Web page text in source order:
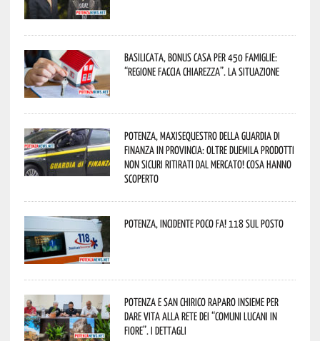
Basilicata, Bonus casa per 450 famiglie:
“Regione faccia chiarezza”. La situazione
Potenza, maxisequestro della Guardia di
Finanza in provincia: oltre duemila prodotti
non sicuri ritirati dal mercato! Cosa hanno
scoperto
Potenza, incidente poco fa! 118 sul posto
Potenza e San Chirico Raparo insieme per
dare vita alla rete dei “Comuni Lucani in
Fiore”. I dettagli